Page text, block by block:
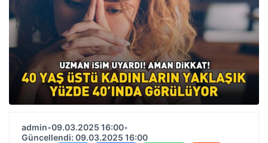
admin•09.03.2025 16:00•
Güncellendi: 09.03.2025 16:00